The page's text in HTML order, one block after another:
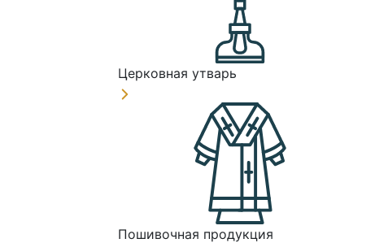
Церковная утварь
Пошивочная продукция